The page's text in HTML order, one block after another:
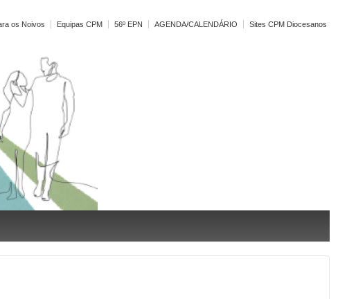
os Noivos Equipas CPM 56º EPN AGENDA/CALENDÁRIO Sites CPM Diocesanos